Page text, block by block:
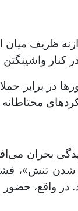
ظریف میان
واشینگتن
برابر
محتاطانه
بحران
شدن تنش»،
واقع، حضور